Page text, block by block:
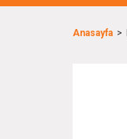
Anasayfa